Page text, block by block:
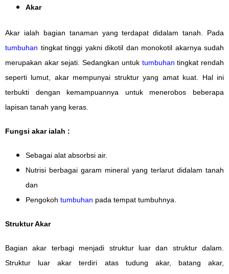
Akar
Akar ialah bagian tanaman yang terdapat didalam tanah. Pada
tumbuhan tingkat tinggi yakni dikotil dan monokotil akarnya sudah
merupakan akar sejati. Sedangkan untuk tumbuhan tingkat rendah
seperti lumut, akar mempunyai struktur yang amat kuat. Hal ini
terbukti dengan kemampuannya untuk menerobos beberapa
lapisan tanah yang keras.
Fungsi akar ialah :
Sebagai alat absorbsi air.
Nutrisi berbagai garam mineral yang terlarut didalam tanah
dan
Pengokoh tumbuhan pada tempat tumbuhnya.
Struktur Akar
Bagian akar terbagi menjadi struktur luar dan struktur dalam.
Struktur luar akar terdiri atas tudung akar, batang akar,